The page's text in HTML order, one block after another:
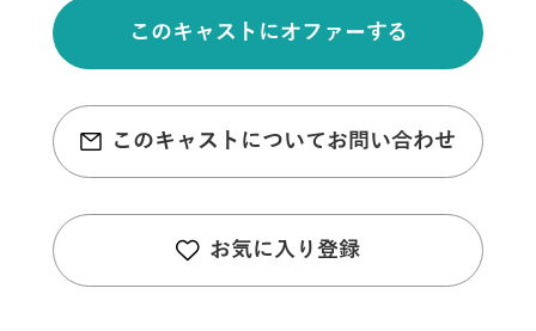
このキャストにオファーする
このキャストについてお問い合わせ
お気に入り登録